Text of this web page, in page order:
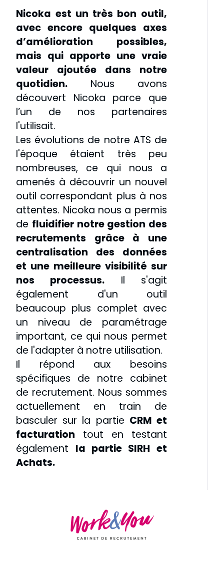
Nicoka est un très bon outil,
avec encore quelques axes
d’amélioration possibles,
mais qui apporte une vraie
valeur ajoutée dans notre
quotidien. Nous avons
découvert Nicoka parce que
l’un de nos partenaires
l'utilisait.
Les évolutions de notre ATS de
l'époque étaient très peu
nombreuses, ce qui nous a
amenés à découvrir un nouvel
outil correspondant plus à nos
attentes. Nicoka nous a permis
de fluidifier notre gestion des
recrutements grâce à une
centralisation des données
et une meilleure visibilité sur
nos processus. Il s'agit
également d'un outil
beaucoup plus complet avec
un niveau de paramétrage
important, ce qui nous permet
de l'adapter à notre utilisation.
Il répond aux besoins
spécifiques de notre cabinet
de recrutement. Nous sommes
actuellement en train de
basculer sur la partie CRM et
facturation tout en testant
également la partie SIRH et
Achats.